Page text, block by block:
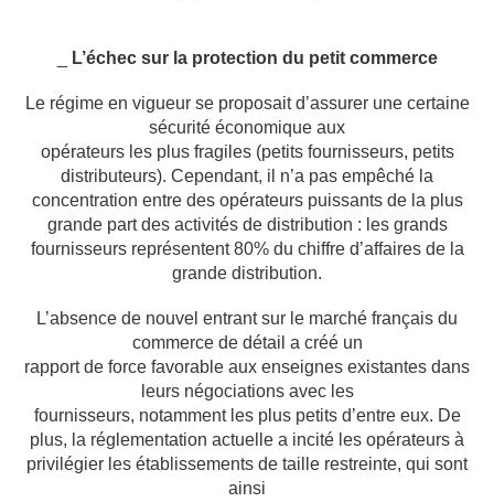
L’échec sur la protection du petit commerce
Le régime en vigueur se proposait d’assurer une certaine
sécurité économique aux
opérateurs les plus fragiles (petits fournisseurs, petits
distributeurs). Cependant, il n’a pas empêché la
concentration entre des opérateurs puissants de la plus
grande part des activités de distribution : les grands
fournisseurs représentent 80% du chiffre d’affaires de la
grande distribution.
L’absence de nouvel entrant sur le marché français du
commerce de détail a créé un
rapport de force favorable aux enseignes existantes dans
leurs négociations avec les
fournisseurs, notamment les plus petits d’entre eux. De
plus, la réglementation actuelle a incité les opérateurs à
privilégier les établissements de taille restreinte, qui sont
ainsi